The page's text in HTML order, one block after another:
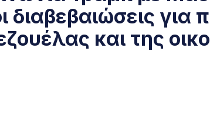
διαβεβαιώσεις για
και της